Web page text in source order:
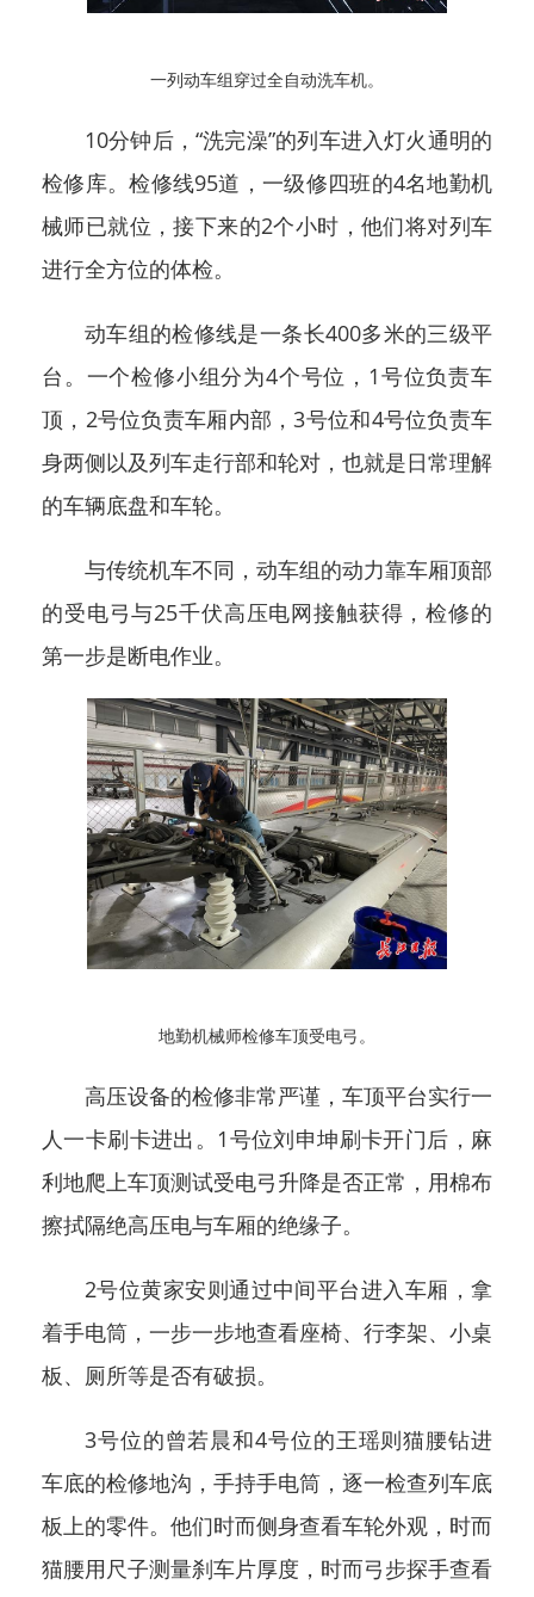
一列动车组穿过全自动洗车机。
10分钟后，“洗完澡”的列车进入灯火通明的
检修库。检修线95道，一级修四班的4名地勤机
械师已就位，接下来的2个小时，他们将对列车
进行全方位的体检。
动车组的检修线是一条长400多米的三级平
台。一个检修小组分为4个号位，1号位负责车
顶，2号位负责车厢内部，3号位和4号位负责车
身两侧以及列车走行部和轮对，也就是日常理解
的车辆底盘和车轮。
与传统机车不同，动车组的动力靠车厢顶部
的受电弓与25千伏高压电网接触获得，检修的
第一步是断电作业。
地勤机械师检修车顶受电弓。
高压设备的检修非常严谨，车顶平台实行一
人一卡刷卡进出。1号位刘申坤刷卡开门后，麻
利地爬上车顶测试受电弓升降是否正常，用棉布
擦拭隔绝高压电与车厢的绝缘子。
2号位黄家安则通过中间平台进入车厢，拿
着手电筒，一步一步地查看座椅、行李架、小桌
板、厕所等是否有破损。
3号位的曾若晨和4号位的王瑶则猫腰钻进
车底的检修地沟，手持手电筒，逐一检查列车底
板上的零件。他们时而侧身查看车轮外观，时而
猫腰用尺子测量刹车片厚度，时而弓步探手查看